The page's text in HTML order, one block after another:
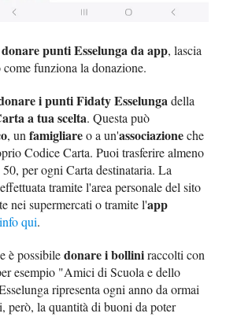
punti Esselunga da app, lascia
funziona la donazione.
i punti Fidaty Esselungadella
a tua scelta. Questa può
, unfamigliareo a un'associazioneche
Codice Carta. Puoi trasferire almeno
per ogni Carta destinataria. La
tramite l'area personale del sito
nei supermercati o tramite l'app
qui.
è possibiledonare i bolliniraccolti con
esempio "Amici di Scuola e dello
ripresenta ogni anno da ormai
però, la quantità di buoni da poter